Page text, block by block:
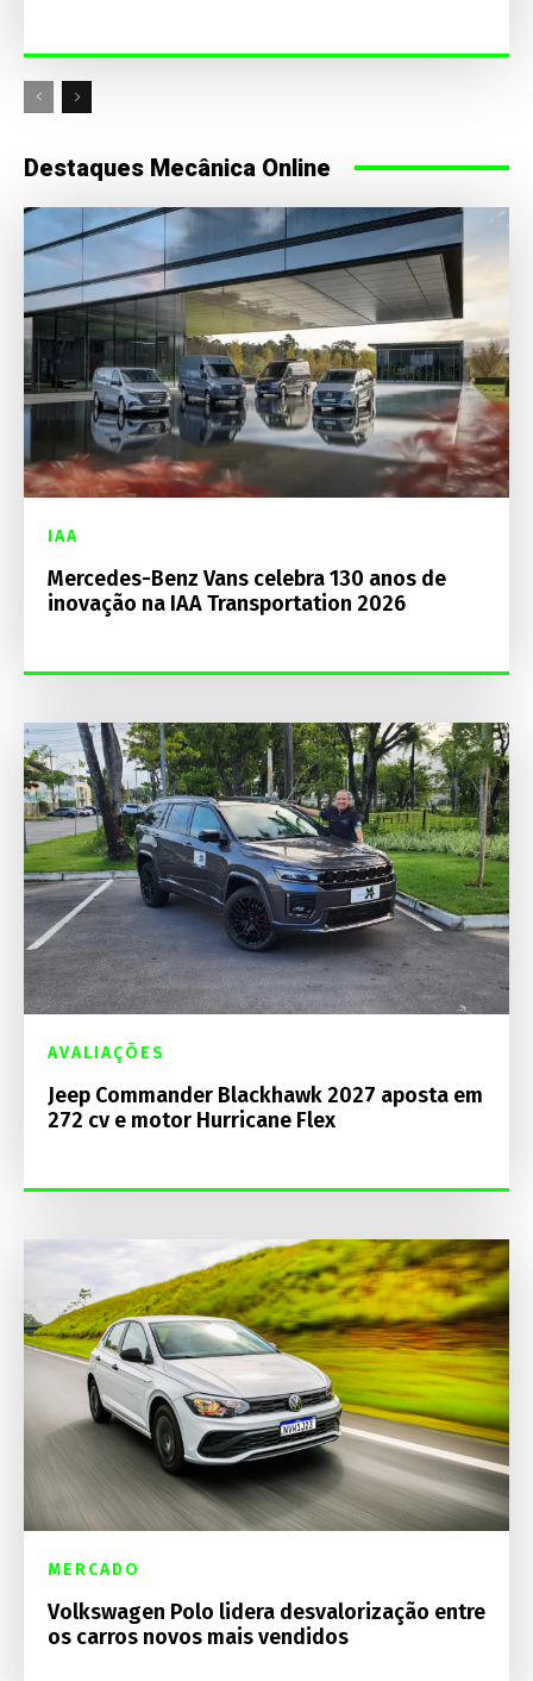
Destaques Mecânica Online
IAA
Mercedes-Benz Vans celebra 130 anos de
inovação na IAA Transportation 2026
AVALIAÇÕES
Jeep Commander Blackhawk 2027 aposta em
272 cv e motor Hurricane Flex
MERCADO
Volkswagen Polo lidera desvalorização entre
os carros novos mais vendidos